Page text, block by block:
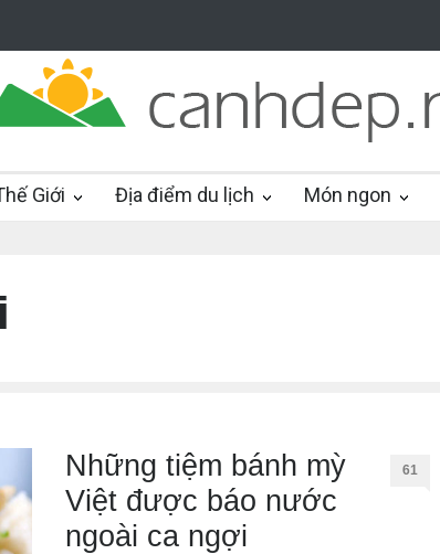
Giới Địa điểm du lịch Món ngon
Những tiệm bánh mỳ
Việt được báo nước
ngoài ca ngợi
61